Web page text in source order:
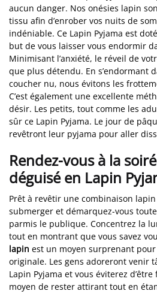
aucun danger. Nos onésies lapin
tissu afin d’enrober vos nuits de
indéniable. Ce Lapin Pyjama est
but de vous laisser vous endormir
Minimisant l’anxiété, le réveil de
que plus détendu. En s’endormant
coucher nu, nous évitons les
C’est également une excellente
désir. Les petits, tout comme les
sûr ce Lapin Pyjama. Le jour de
revêtront leur pyjama pour aller
Rendez-vous à la
déguisé en Lapin
Prêt à revêtir une combinaison
submerger et démarquez-vous
parmis le publique. Concentrez la
tout en montrant que vous savez
lapin est un moyen surprenant pour
originale. Les gens adoreront venir
Lapin Pyjama et vous éviterez
moyen de rester attirant tout en